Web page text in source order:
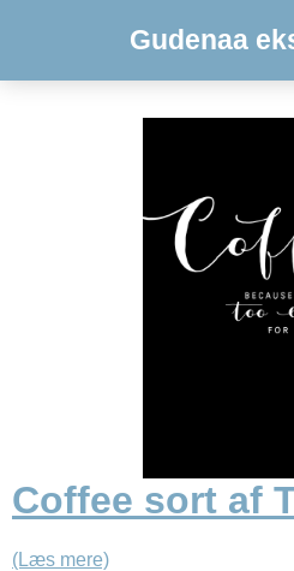
Gudenaa
Coffee sort af
(Læs mere)